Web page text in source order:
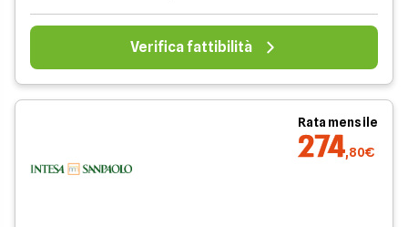
Verifica fattibilità
Rata mensile
274,80€